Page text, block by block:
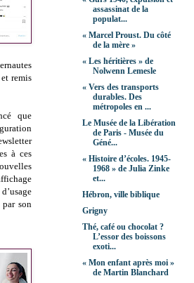
remis
que
à ces
son
assassinat de la
populat...
« Marcel Proust. Du côté
de la mère »
« Les héritières » de
Nolwenn Lemesle
« Vers des transports
durables. Des
métropoles en ...
Le Musée de la Libération
de Paris - Musée du
Géné...
« Histoire d’écoles. 1945-
1968 » de Julia Zinke
et...
Hébron, ville biblique
Grigny
Thé, café ou chocolat ?
L’essor des boissons
exoti...
« Mon enfant après moi »
de Martin Blanchard